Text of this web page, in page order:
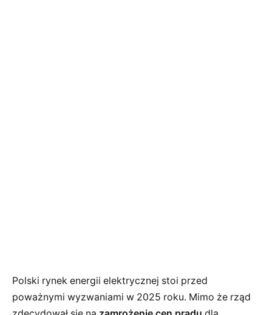
Polski rynek energii elektrycznej stoi przed
poważnymi wyzwaniami w 2025 roku. Mimo że rząd